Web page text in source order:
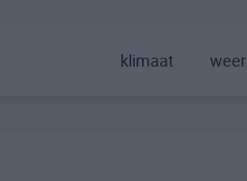
klimaat weer